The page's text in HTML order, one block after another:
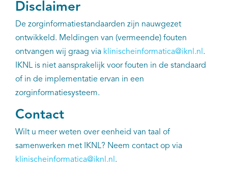
Disclaimer
De zorginformatiestandaarden zijn nauwgezet
ontwikkeld. Meldingen van (vermeende) fouten
ontvangen wij graag via klinischeinformatica@iknl.nl .
IKNL is niet aansprakelijk voor fouten in de standaard
of in de implementatie ervan in een
zorginformatiesysteem.
Contact
Wilt u meer weten over eenheid van taal of
samenwerken met IKNL? Neem contact op via
klinischeinformatica@iknl.nl .